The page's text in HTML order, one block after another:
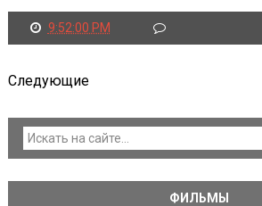
9:52:00 PM
Следующие
ФИЛЬМЫ